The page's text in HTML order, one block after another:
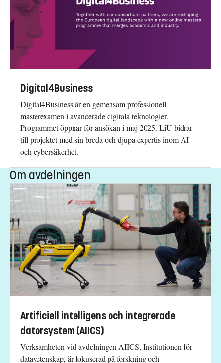
Digital4Business
Digital4Business är en gemensam professionell
masterexamen i avancerade digitala teknologier.
Programmet öppnar för ansökan i maj 2025. LiU bidrar
till projektet med sin breda och djupa expertis inom AI
och cybersäkerhet.
Om avdelningen
Artificiell intelligens och integrerade
datorsystem (AIICS)
Verksamheten vid avdelningen AIICS, Institutionen för
datavetenskap, är fokuserad på forskning och